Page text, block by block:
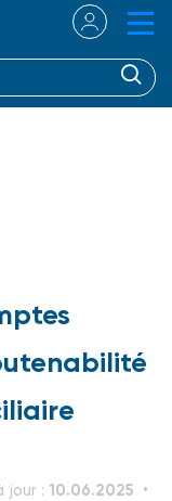
jour : 10.06.2025